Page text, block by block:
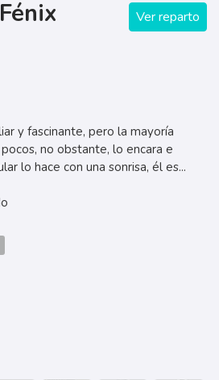
Ver reparto
y fascinante, pero la mayoría
no obstante, lo encara e
lo hace con una sonrisa, él es...